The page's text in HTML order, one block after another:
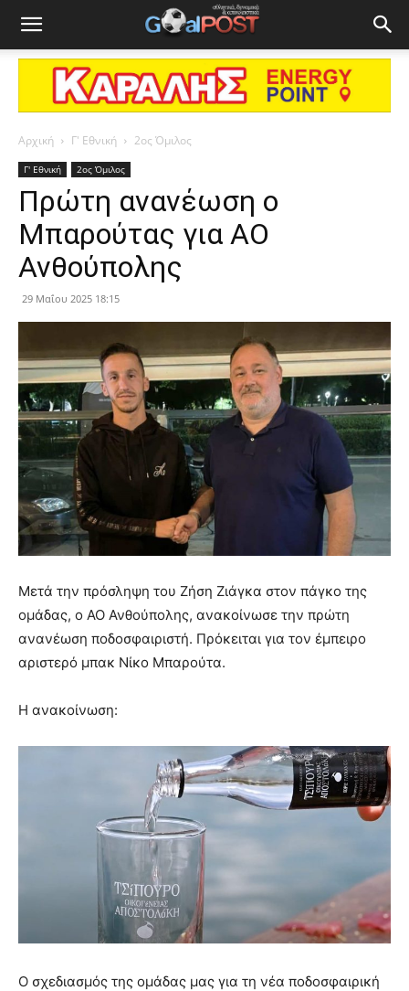
Αρχική Γ' Εθνική 2ος Όμιλος
Γ' Εθνική 2ος Όμιλος
Πρώτη ανανέωση ο
Μπαρούτας για ΑΟ
Ανθούπολης
29 Μαΐου 2025 18:15
Μετά την πρόσληψη του Ζήση Ζιάγκα στον πάγκο της
ομάδας, ο ΑΟ Ανθούπολης, ανακοίνωσε την πρώτη
ανανέωση ποδοσφαιριστή. Πρόκειται για τον έμπειρο
αριστερό μπακ Νίκο Μπαρούτα.
Η ανακοίνωση:
Ο σχεδιασμός της ομάδας μας για τη νέα ποδοσφαιρική